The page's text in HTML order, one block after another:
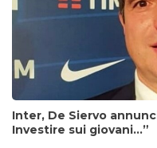
Inter, De Siervo
Investire sui giovani…”